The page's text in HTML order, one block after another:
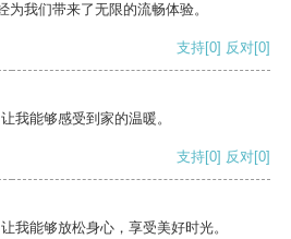
我们带来了无限的流畅体验。
支持[0] 反对[0]
我能够感受到家的温暖。
支持[0] 反对[0]
我能够放松身心，享受美好时光。